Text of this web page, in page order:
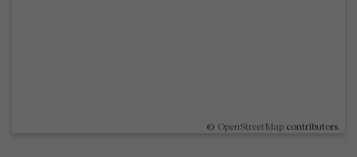
© OpenStreetMap contributors.